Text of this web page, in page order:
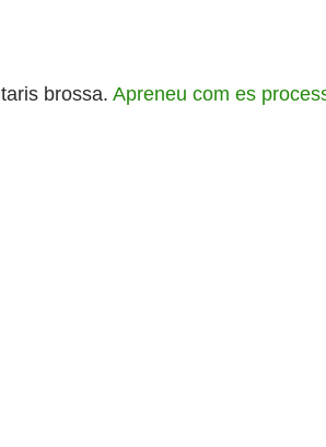
brossa. Apreneu com es